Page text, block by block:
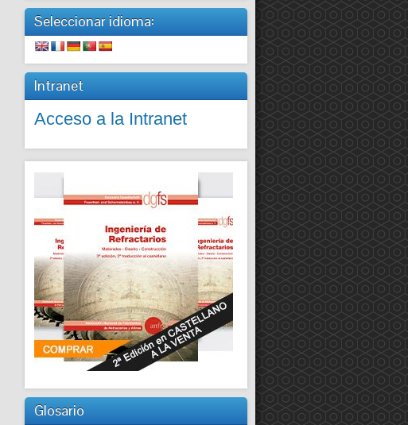
Seleccionar idioma:
Intranet
Acceso a la Intranet
Glosario